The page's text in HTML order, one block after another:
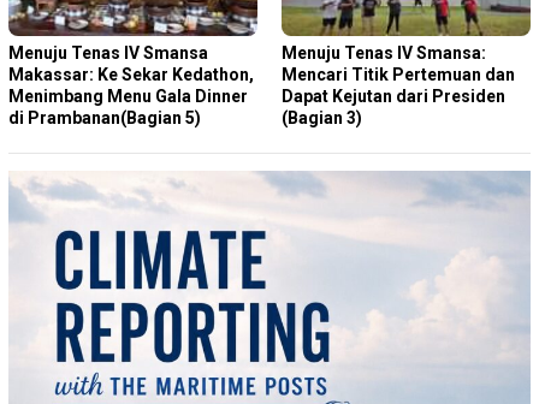
Menuju Tenas IV Smansa
Makassar: Ke Sekar Kedathon,
Menimbang Menu Gala Dinner
di Prambanan(Bagian 5)
Menuju Tenas IV Smansa:
Mencari Titik Pertemuan dan
Dapat Kejutan dari Presiden
(Bagian 3)